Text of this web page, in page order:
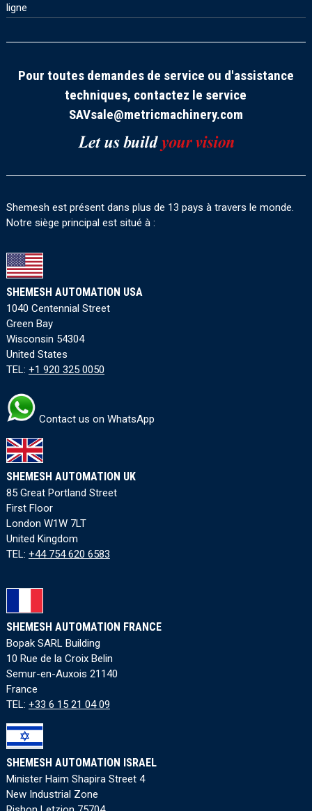
ligne
Pour toutes demandes de service ou d'assistance
techniques, contactez le service
SAVsale@metricmachinery.com
Shemesh est présent dans plus de 13 pays à travers le monde.
Notre siège principal est situé à :
SHEMESH AUTOMATION USA
1040 Centennial Street
Green Bay
Wisconsin 54304
United States
TEL: +1 920 325 0050
Contact us on WhatsApp
SHEMESH AUTOMATION UK
85 Great Portland Street
First Floor
London W1W 7LT
United Kingdom
TEL: +44 754 620 6583
SHEMESH AUTOMATION FRANCE
Bopak SARL Building
10 Rue de la Croix Belin
Semur-en-Auxois 21140
France
TEL: +33 6 15 21 04 09
SHEMESH AUTOMATION ISRAEL
Minister Haim Shapira Street 4
New Industrial Zone